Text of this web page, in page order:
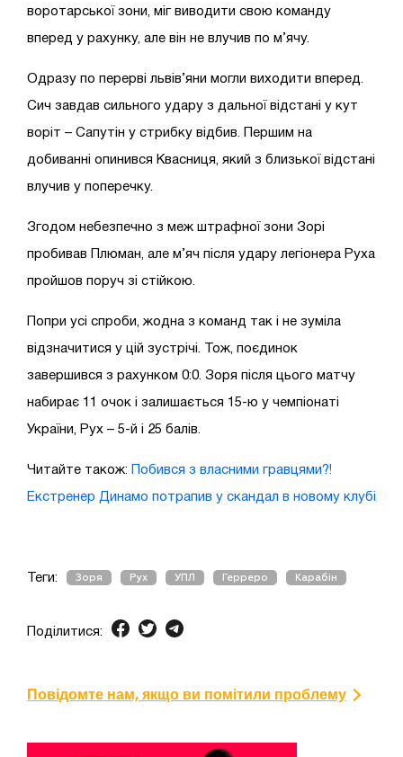
воротарської зони, міг виводити свою команду
вперед у рахунку, але він не влучив по м’ячу.
Одразу по перерві львів’яни могли виходити вперед.
Сич завдав сильного удару з дальної відстані у кут
воріт – Сапутін у стрибку відбив. Першим на
добиванні опинився Квасниця, який з близької відстані
влучив у поперечку.
Згодом небезпечно з меж штрафної зони Зорі
пробивав Плюман, але м’яч після удару легіонера Руха
пройшов поруч зі стійкою.
Попри усі спроби, жодна з команд так і не зуміла
відзначитися у цій зустрічі. Тож, поєдинок
завершився з рахунком 0:0. Зоря після цього матчу
набирає 11 очок і залишається 15-ю у чемпіонаті
України, Рух – 5-й і 25 балів.
Читайте також: Побився з власними гравцями?!
Екстренер Динамо потрапив у скандал в новому клубі
Теги: Зоря Рух УПЛ Герреро Карабін
Поділитися:
Повідомте нам, якщо ви помітили проблему